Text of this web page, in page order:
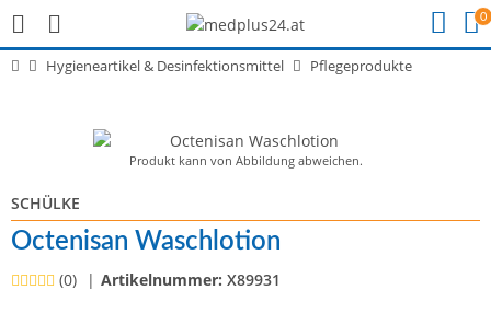
0
Hygieneartikel & Desinfektionsmittel Pflegeprodukte
Produkt kann von Abbildung abweichen.
SCHÜLKE
Octenisan Waschlotion
(0) Artikelnummer: X89931